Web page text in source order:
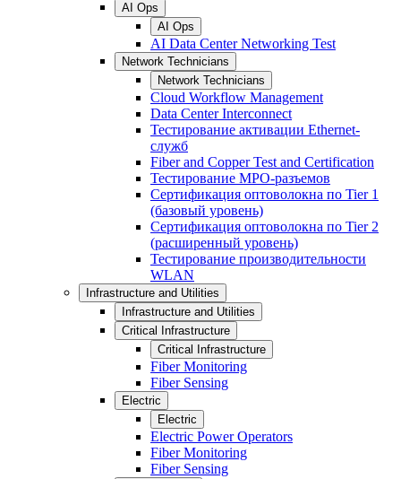
AI Ops
AI Ops
AI Data Center Networking Test
Network Technicians
Network Technicians
Cloud Workflow Management
Data Center Interconnect
Тестирование активации Ethernet-
служб
Fiber and Copper Test and Certification
Тестирование МРО-разъемов
Сертификация оптоволокна по Tier 1
(базовый уровень)
Сертификация оптоволокна по Tier 2
(расширенный уровень)
Тестирование производительности
WLAN
Infrastructure and Utilities
Infrastructure and Utilities
Critical Infrastructure
Critical Infrastructure
Fiber Monitoring
Fiber Sensing
Electric
Electric
Electric Power Operators
Fiber Monitoring
Fiber Sensing